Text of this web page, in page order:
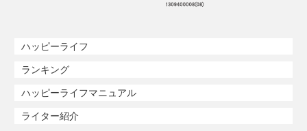
ハッピーライフ
ランキング
ハッピーライフマニュアル
ライター紹介